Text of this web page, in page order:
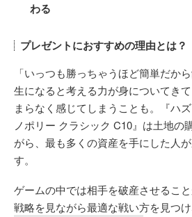
わる
プレゼントにおすすめの理由とは？
「いっつも勝っちゃうほど簡単だか
生になると考える力が身についてき
まらなく感じてしまうことも。『ハ
ノポリー クラシック C10』は土地の
がら、最も多くの資産を手にした人
す。
ゲームの中では相手を破産させるこ
戦略を見ながら最適な戦い方を見つけ